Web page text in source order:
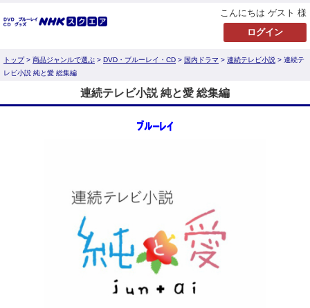
こんにちは ゲスト 様
トップ> 商品ジャンルで選ぶ > DVD・ブルーレイ・CD > 国内ドラマ > 連続テレビ小説 > 連続テ
レビ小説 純と愛 総集編
連続テレビ小説 純と愛 総集編